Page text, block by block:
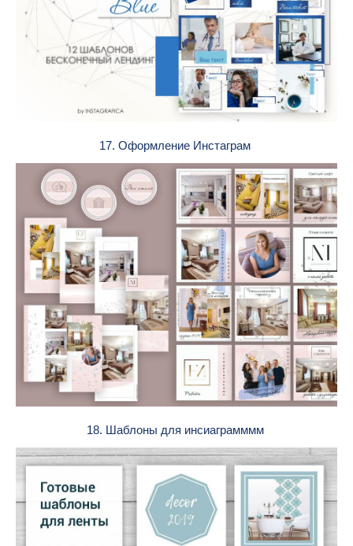
17. Оформление Инстаграм
18. Шаблоны для инсиаграмммм